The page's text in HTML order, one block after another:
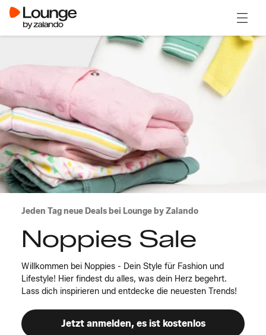
Jeden Tag neue Deals bei Lounge by Zalando
Noppies Sale
Willkommen bei Noppies - Dein Style für Fashion und
Lifestyle! Hier findest du alles, was dein Herz begehrt.
Lass dich inspirieren und entdecke die neuesten Trends!
Jetzt anmelden, es ist kostenlos